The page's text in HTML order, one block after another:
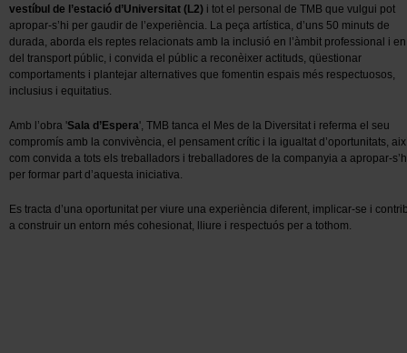
vestíbul de l’estació d’Universitat (L2) i tot el personal de TMB que vulgui pot
apropar-s’hi per gaudir de l’experiència. La peça artística, d’uns 50 minuts de
durada, aborda els reptes relacionats amb la inclusió en l’àmbit professional i en
del transport públic, i convida el públic a reconèixer actituds, qüestionar
comportaments i plantejar alternatives que fomentin espais més respectuosos,
inclusius i equitatius.
Amb l’obra 'Sala d’Espera', TMB tanca el Mes de la Diversitat i referma el seu
compromís amb la convivència, el pensament crític i la igualtat d’oportunitats,
com convida a tots els treballadors i treballadores de la companyia a apropar-
per formar part d’aquesta iniciativa.
Es tracta d’una oportunitat per viure una experiència diferent, implicar-se i
a construir un entorn més cohesionat, lliure i respectuós per a tothom.